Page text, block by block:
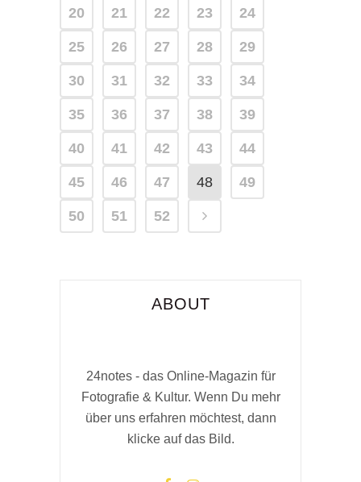
20 21 22 23 24
25 26 27 28 29
30 31 32 33 34
35 36 37 38 39
40 41 42 43 44
45 46 47 48 49
50 51 52
ABOUT
24notes - das Online-Magazin für
Fotografie & Kultur. Wenn Du mehr
über uns erfahren möchtest, dann
klicke auf das Bild.